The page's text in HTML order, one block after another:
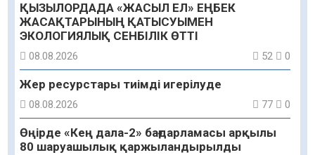
ҚЫЗЫЛОРДАДА «ЖАСЫЛ ЕЛ» ЕҢБЕК
ЖАСАҚТАРЫНЫҢ ҚАТЫСУЫМЕН
ЭКОЛОГИЯЛЫҚ СЕНБІЛІК ӨТТІ
08.08.2026 52 0
Жер ресурстары тиімді игерілуде
08.08.2026 77 0
Өңірде «Кең дала-2» бағдарламасы арқылы
80 шаруашылық қаржыландырылды